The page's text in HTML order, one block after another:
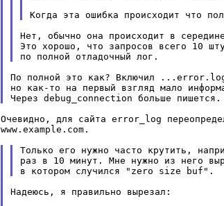
Нет, обычно она происходит в
Это хорошо, что запросов всего 10
По полной это как? Включил
но как-то на первый взгляд мало
Очевидно, для сайта error_log
www.example.com.
Только его нужно часто крутить,
раз в 10 минут. Мне нужно из него
Надеюсь, я правильно вырезал: